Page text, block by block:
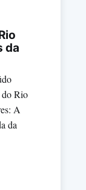
da
do Rio
A
da